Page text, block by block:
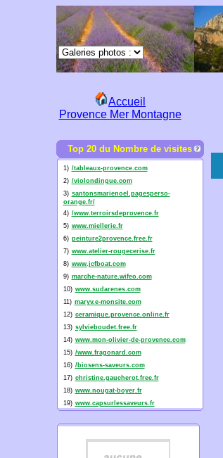
Accueil
Provence Mer Montagne
Top 20 du Nombre de visites
1) /tableaux-provence.com
2) /violondingue.com
3) santonsmarienoel.pagesperso-
orange.fr/
4) /www.terroirsdeprovence.fr
5) www.miellerie.fr
6) peinture2provence.free.fr
7) www.atelier-rougecerise.fr
8) www.jcfboat.com
9) marche-nature.wifeo.com
10) www.sudarenes.com
11) maryv.e-monsite.com
12) ceramique.provence.online.fr
13) sylvieboudet.free.fr
14) www.mon-olivier-de-provence.com
15) /www.fragonard.com
16) /biosens-saveurs.com
17) christine.gaucherot.free.fr
18) www.nougat-boyer.fr
19) www.capsurlessaveurs.fr